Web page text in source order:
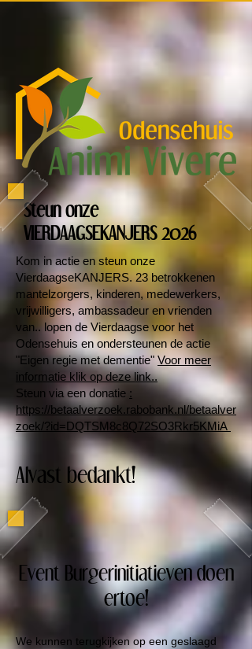
Steun onze
VIERDAAGSEKANJERS 2026
Kom in actie en steun onze
VierdaagseKANJERS. 23 betrokkenen
mantelzorgers, kinderen, medewerkers,
vrijwilligers, ambassadeur en vrienden
van.. lopen de Vierdaagse voor het
Odensehuis en ondersteunen de actie
"Eigen regie met dementie" Voor meer
informatie klik op deze link..
Steun via een donatie :
https://betaalverzoek.rabobank.nl/betaalver
zoek/?id=DQTSM8c8Q72SO3Rkr5KMiA
Alvast bedankt!
Event Burgerinitiatieven doen
ertoe!
We kunnen terugkijken op een geslaagd